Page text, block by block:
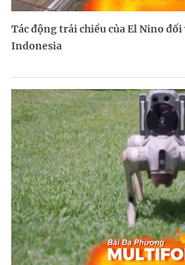
Tác động trái chiều của El Nino
Indonesia